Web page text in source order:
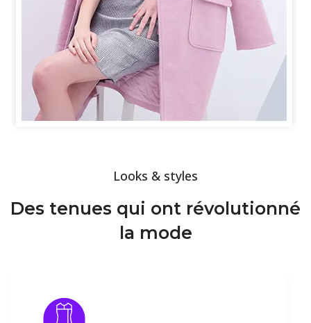
Looks & styles
Des tenues qui ont révolutionné
la mode